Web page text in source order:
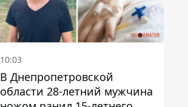
10:03
В Днепропетровской
области 28-летний мужчина